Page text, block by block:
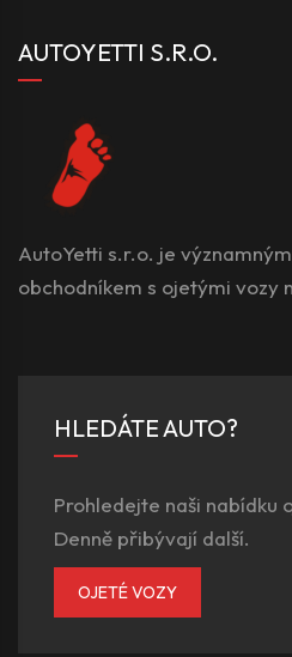
AUTOYETTI S.R.O.
AutoYetti s.r.o. je
obchodníkem s ojetými vozy
HLEDÁTE AUTO?
Prohledejte naši nabídku
Denně přibývají další.
OJETÉ VOZY